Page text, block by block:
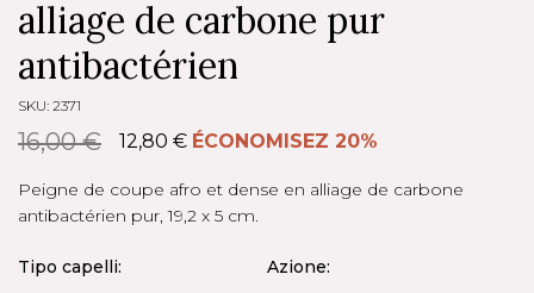
alliage de carbone pur
antibactérien
SKU: 2371
16,00 € 12,80 € ÉCONOMISEZ 20%
Peigne de coupe afro et dense en alliage de carbone
antibactérien pur, 19,2 x 5 cm.
Tipo capelli: Azione: